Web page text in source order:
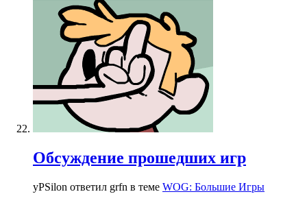
Обсуждение прошедших игр
yPSilon ответил grfn в теме WOG: Большие Игры